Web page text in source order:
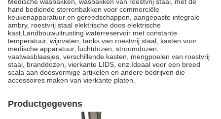
hand bediende sterrenbakken voor commerciële
keukenapparatuur en gereedschappen, aangepaste integrale
ambry, roestvrij staal elektrische doos elektrische
kast,Landbouwuitrusting waterreservoir met constante
temperatuur, wijnvaten, tanks van roestvrij staal, kasten voor
medische apparatuur, luchtdozen, stroomdozen,
vaatwasblaasjes, verschillende kasten, mengpoelen van roestvrij
staal, branddozen, vierkante LIDS, enz.Ideaal voor een breed
scala aan doosvormige artikelen en andere bedrijven die
accessoires maken van vierkante platen.
Productgegevens